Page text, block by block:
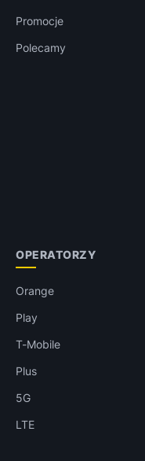
Promocje
Polecamy
OPERATORZY
Orange
Play
T-Mobile
Plus
5G
LTE